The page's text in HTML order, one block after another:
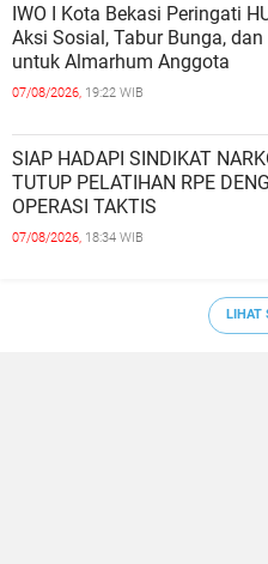
IWO I Kota Bekasi Peringati
Aksi Sosial, Tabur Bunga,
untuk Almarhum Anggota
07/08/2026, 19:22 WIB
SIAP HADAPI SINDIKAT
TUTUP PELATIHAN RPE
OPERASI TAKTIS
07/08/2026, 18:34 WIB
LIHAT